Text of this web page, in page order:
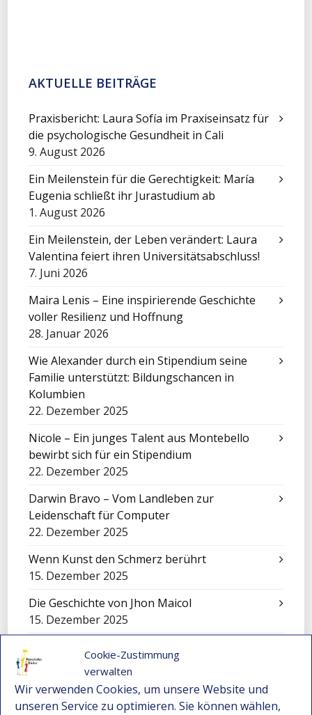
Cookie-Zustimmung
verwalten
Wir verwenden Cookies, um unsere Website und
unseren Service zu optimieren. Sie können wählen,
AKTUELLE BEITRÄGE
Praxisbericht: Laura Sofía im Praxiseinsatz für
die psychologische Gesundheit in Cali
9. August 2026
Ein Meilenstein für die Gerechtigkeit: María
Eugenia schließt ihr Jurastudium ab
1. August 2026
Ein Meilenstein, der Leben verändert: Laura
Valentina feiert ihren Universitätsabschluss!
7. Juni 2026
Maira Lenis – Eine inspirierende Geschichte
voller Resilienz und Hoffnung
28. Januar 2026
Wie Alexander durch ein Stipendium seine
Familie unterstützt: Bildungschancen in
Kolumbien
22. Dezember 2025
Nicole – Ein junges Talent aus Montebello
bewirbt sich für ein Stipendium
22. Dezember 2025
Darwin Bravo – Vom Landleben zur
Leidenschaft für Computer
22. Dezember 2025
Wenn Kunst den Schmerz berührt
15. Dezember 2025
Die Geschichte von Jhon Maicol
15. Dezember 2025
Nachmittagsbetreuung
15. Dezember 2025
Eine Sinfonie, die Montebello verwandelte